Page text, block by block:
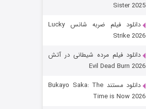
قسمت
Sister 2025
دانلود فیلم ضربه شانس Lucky
Strike 2026
دانلود فیلم مرده شیطانی در آتش
Evil Dead Burn 2026
دانلود مستند Bukayo Saka: The
Time is Now 2026